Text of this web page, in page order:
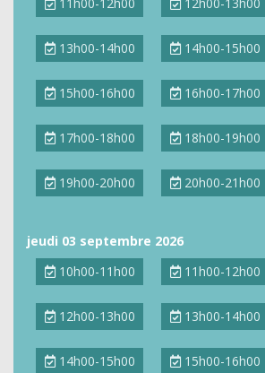
13h00-14h00 14h00-15h00
15h00-16h00 16h00-17h00
17h00-18h00 18h00-19h00
19h00-20h00 20h00-21h00
jeudi 03 septembre 2026
10h00-11h00
11h00-12h00
12h00-13h00 13h00-14h00
14h00-15h00 15h00-16h00